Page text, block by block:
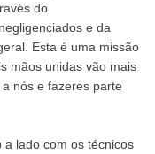
do
e da
Esta é uma missão
mãos unidas vão mais
nós e fazeres parte
a lado com os técnicos